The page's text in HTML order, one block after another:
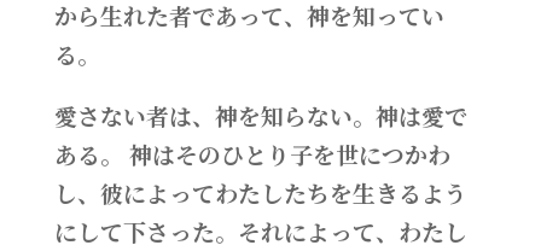
から生れた者であって、神を知ってい
る。
愛さない者は、神を知らない。神は愛で
ある。 神はそのひとり子を世につかわ
し、彼によってわたしたちを生きるよう
にして下さった。それによって、わたし